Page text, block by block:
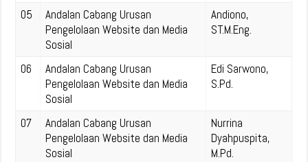
05
Andalan Cabang Urusan
Pengelolaan Website dan Media
Sosial
Andiono,
ST.M.Eng.
06
Andalan Cabang Urusan
Pengelolaan Website dan Media
Sosial
Edi Sarwono,
S.Pd.
07
Andalan Cabang Urusan
Pengelolaan Website dan Media
Sosial
Nurrina
Dyahpuspita,
M.Pd.